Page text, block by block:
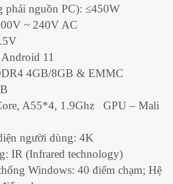
phải nguồn PC): ≤450W
~ 240V AC
11
4GB/8GB & EMMC
A55*4, 1.9Ghz GPU – Mali
người dùng: 4K
IR (Infrared technology)
Windows: 40 điểm chạm; Hệ